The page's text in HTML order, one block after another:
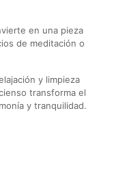
en una pieza
de meditación o
y limpieza
transforma el
y tranquilidad.